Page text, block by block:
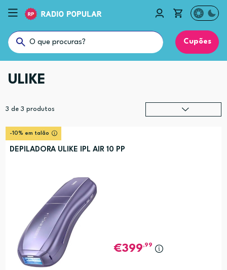
Cupões
ULIKE
3 de 3 produtos
-10% em talão
DEPILADORA ULIKE IPL AIR 10 PP
399,99